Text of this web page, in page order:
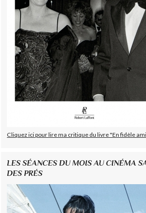
Cliquez ici pour lire ma critique du livre "En fidèle
LES SÉANCES DU MOIS AU CINÉMA
DES PRÉS